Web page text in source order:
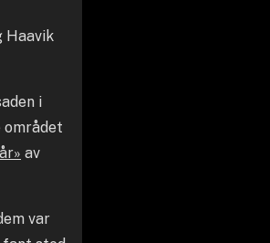
Haavik
i
området
av
var